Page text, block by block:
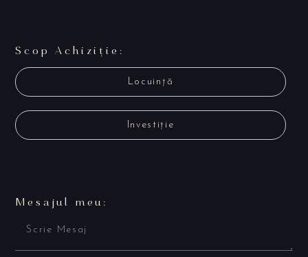
Scop Achiziție:
Locuință
Investiție
Mesajul meu: